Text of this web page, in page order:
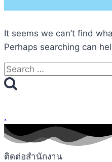
It seems we can’t find
Perhaps searching can
Search
for:
.
ติดต่อสำนักงาน